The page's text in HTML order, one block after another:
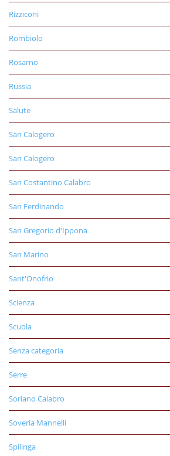
Rizziconi
Rombiolo
Rosarno
Russia
Salute
San Calogero
San Calogero
San Costantino Calabro
San Ferdinando
San Gregorio d'Ippona
San Marino
Sant'Onofrio
Scienza
Scuola
Senza categoria
Serre
Soriano Calabro
Soveria Mannelli
Spilinga